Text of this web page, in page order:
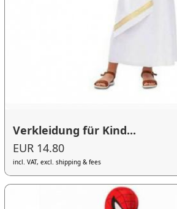
Verkleidung für Kind...
EUR 14.80
incl. VAT, excl. shipping & fees